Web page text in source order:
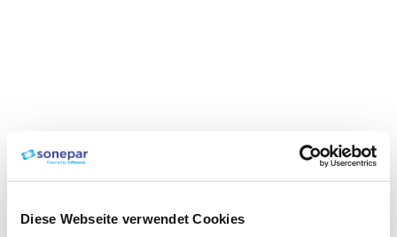
Diese Webseite verwendet Cookies